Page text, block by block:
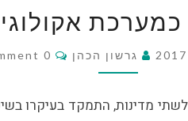
ישראל
אקולוגית
אחת
גרשון הכהן 0 Comment
מדינות, התמקד בעיקרו